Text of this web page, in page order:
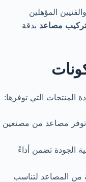
المؤهلين
تركيب مصاعد بدقة
التي توفرها:
مصاعد من مصنعين
الجودة تضمن أداءً
من المصاعد لتناسب